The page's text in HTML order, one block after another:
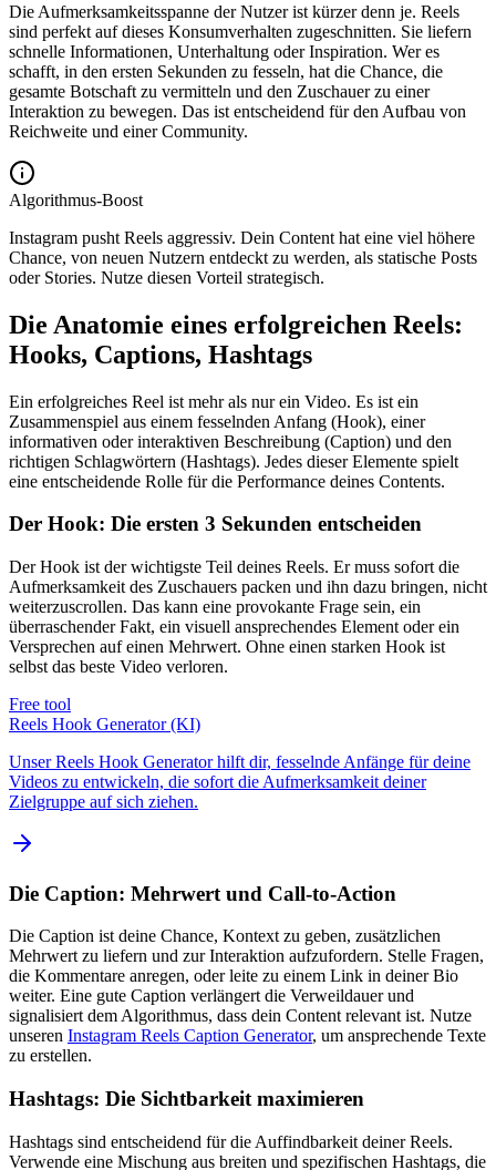
Die Aufmerksamkeitsspanne der Nutzer ist kürzer denn je. Reels
sind perfekt auf dieses Konsumverhalten zugeschnitten. Sie liefern
schnelle Informationen, Unterhaltung oder Inspiration. Wer es
schafft, in den ersten Sekunden zu fesseln, hat die Chance, die
gesamte Botschaft zu vermitteln und den Zuschauer zu einer
Interaktion zu bewegen. Das ist entscheidend für den Aufbau von
Reichweite und einer Community.
Algorithmus-Boost
Instagram pusht Reels aggressiv. Dein Content hat eine viel höhere
Chance, von neuen Nutzern entdeckt zu werden, als statische Posts
oder Stories. Nutze diesen Vorteil strategisch.
Die Anatomie eines erfolgreichen Reels:
Hooks, Captions, Hashtags
Ein erfolgreiches Reel ist mehr als nur ein Video. Es ist ein
Zusammenspiel aus einem fesselnden Anfang (Hook), einer
informativen oder interaktiven Beschreibung (Caption) und den
richtigen Schlagwörtern (Hashtags). Jedes dieser Elemente spielt
eine entscheidende Rolle für die Performance deines Contents.
Der Hook: Die ersten 3 Sekunden entscheiden
Der Hook ist der wichtigste Teil deines Reels. Er muss sofort die
Aufmerksamkeit des Zuschauers packen und ihn dazu bringen, nicht
weiterzuscrollen. Das kann eine provokante Frage sein, ein
überraschender Fakt, ein visuell ansprechendes Element oder ein
Versprechen auf einen Mehrwert. Ohne einen starken Hook ist
selbst das beste Video verloren.
Free tool
Reels Hook Generator (KI)
Unser Reels Hook Generator hilft dir, fesselnde Anfänge für deine
Videos zu entwickeln, die sofort die Aufmerksamkeit deiner
Zielgruppe auf sich ziehen.
Die Caption: Mehrwert und Call-to-Action
Die Caption ist deine Chance, Kontext zu geben, zusätzlichen
Mehrwert zu liefern und zur Interaktion aufzufordern. Stelle Fragen,
die Kommentare anregen, oder leite zu einem Link in deiner Bio
weiter. Eine gute Caption verlängert die Verweildauer und
signalisiert dem Algorithmus, dass dein Content relevant ist. Nutze
unseren Instagram Reels Caption Generator, um ansprechende Texte
zu erstellen.
Hashtags: Die Sichtbarkeit maximieren
Hashtags sind entscheidend für die Auffindbarkeit deiner Reels.
Verwende eine Mischung aus breiten und spezifischen Hashtags, die